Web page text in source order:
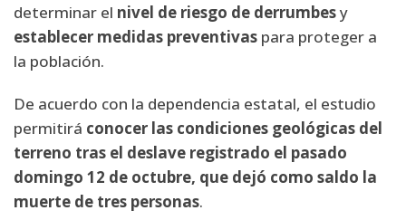
determinar el nivel de riesgo de derrumbesy
establecer medidas preventivas para proteger a
la población.
De acuerdo con la dependencia estatal, el estudio
permitirá conocer las condiciones geológicas del
terreno tras el deslave registrado el pasado
domingo 12 de octubre, que dejó como saldo la
muerte de tres personas.